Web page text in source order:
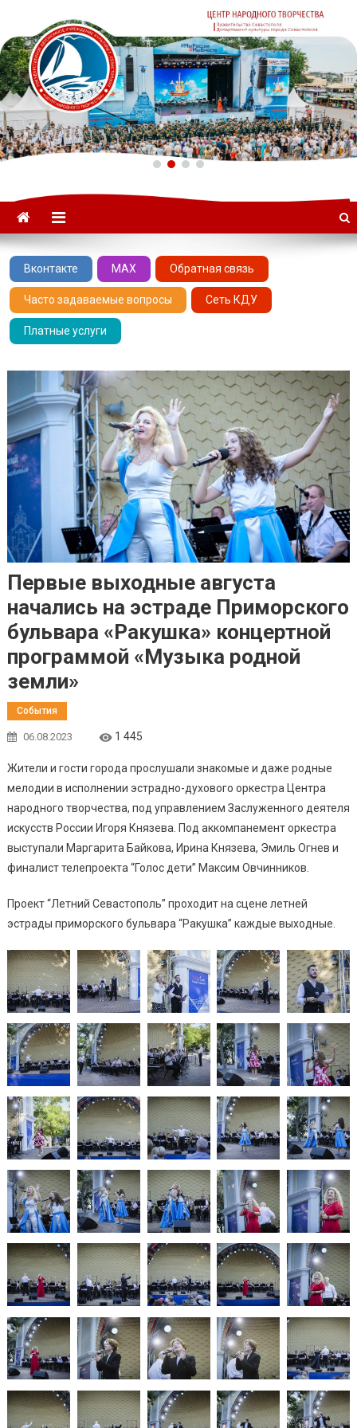
ГАУК «ЦНТ» –
Севастопольский Центр
народного творчества
Вконтакте MAX Обратная связь
Часто задаваемые вопросы Сеть КДУ
Платные услуги
Первые выходные августа
начались на эстраде Приморского
бульвара «Ракушка» концертной
программой «Музыка родной
земли»
События
06.08.2023 1 445
Жители и гости города прослушали знакомые и даже родные
мелодии в исполнении эстрадно-духового оркестра Центра
народного творчества, под управлением Заслуженного деятеля
искусств России Игоря Князева. Под аккомпанемент оркестра
выступали Маргарита Байкова, Ирина Князева, Эмиль Огнев и
финалист телепроекта “Голос дети” Максим Овчинников.
Проект “Летний Севастополь” проходит на сцене летней
эстрады приморского бульвара “Ракушка” каждые выходные.